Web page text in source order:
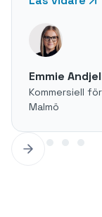
Emmie
Kommersiell
Malmö